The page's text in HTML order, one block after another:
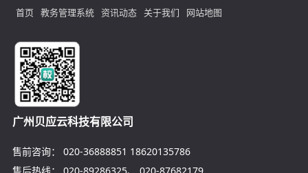
首页 教务管理系统 资讯动态 关于我们 网站地图
广州贝应云科技有限公司
售前咨询： 020-36888851 18620135786